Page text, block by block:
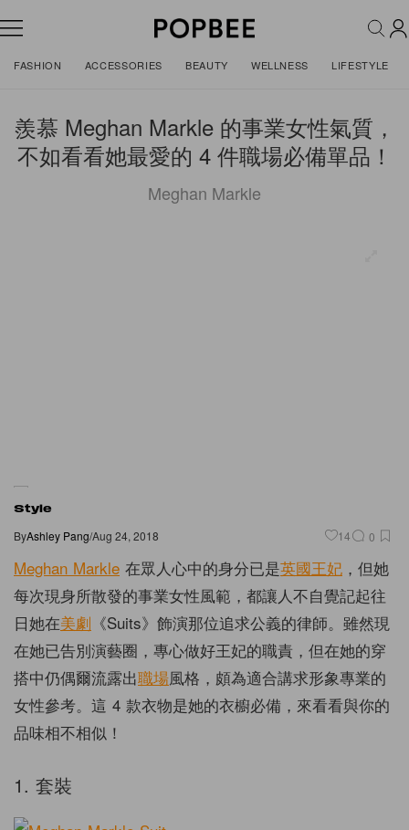
FASHION ACCESSORIES BEAUTY WELLNESS LIFESTYLE
羨慕 Meghan Markle 的事業女性氣質，
不如看看她最愛的 4 件職場必備單品！
Meghan Markle
Style
ByAshley Pang/Aug 24, 2018 14 0
Meghan Markle 在眾人心中的身分已是英國王妃 ，但她
每次現身所散發的事業女性風範，都讓人不自覺記起往
日她在美劇 《Suits》飾演那位追求公義的律師。雖然現
在她已告別演藝圈，專心做好王妃的職責，但在她的穿
搭中仍偶爾流露出職場風格，頗為適合講求形象專業的
女性參考。這 4 款衣物是她的衣櫥必備，來看看與你的
品味相不相似！
1. 套裝